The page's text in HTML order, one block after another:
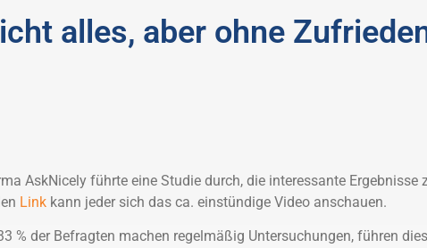
alles, aber ohne
AskNicely führte eine Studie durch, die interessante Ergebnisse
Linkkann jeder sich das ca. einstündige Video anschauen.
% der Befragten machen regelmäßig Untersuchungen, führen